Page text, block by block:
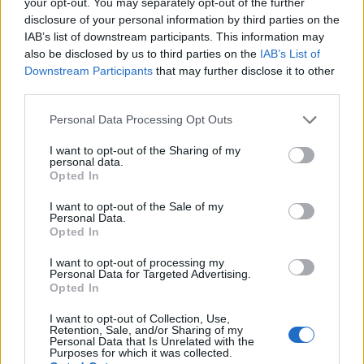
disclosure of your personal information by third parties on the
IAB’s list of downstream participants. This information may
also be disclosed by us to third parties on the IAB’s List of
Downstream Participants that may further disclose it to other
Personal Data Processing Opt Outs
I want to opt-out of the Sharing of my
personal data.
Opted In
I want to opt-out of the Sale of my
Personal Data.
Opted In
I want to opt-out of processing my
Personal Data for Targeted Advertising.
Opted In
I want to opt-out of Collection, Use,
Retention, Sale, and/or Sharing of my
Personal Data that Is Unrelated with the
Purposes for which it was collected.
αλυσίδα DNA. Ο κ. Κασσελάκης τόνισε
χαρακτηριστικά ότι «η Δημοκρατία είναι στο DNA
μας» και ότι «είμαστε οι πιο δημοκράτες απ’
όλους».
του κόμματος, κάνοντας λόγο για επιρροές από
προσωπικότητες όπως ο Ούλωφ Πάλμε, ο Μπέρνι
Σάντερς και ο Μπαράκ Ομπάμα.
Αναφερόμενος στο ζήτημα των πολιτικών
συνεργασιών, ο πρόεδρος του ΚΙΔΗ αναθεώρησε
προηγούμενη θέση του και κάλεσε το Συνέδριο να
αποφασίσει την πλήρη απόρριψη συνεργασίας με
μετεκλογικά.